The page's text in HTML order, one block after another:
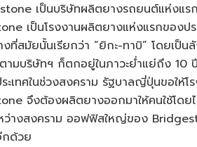
เป็นบริษัทผลิตยางรถยนต์แห่งแร
เป็นโรงงานผลิตยางแห่งแรกของ
งที่สมัยนั้นเรียกว่า “ยิกะ-ทาบิ” โดยเป็
ามบริษัทฯ ก็ตกอยู่ในภาวะย่ำแย่ถึง 10
ะเทศในช่วงสงคราม รัฐบาลญี่ปุ่นขอให้
จึงต้องผลิตยางออกมาให้คนใช้โดย
ว่างสงคราม ออฟฟิสใหญ่ของ
ด้วย